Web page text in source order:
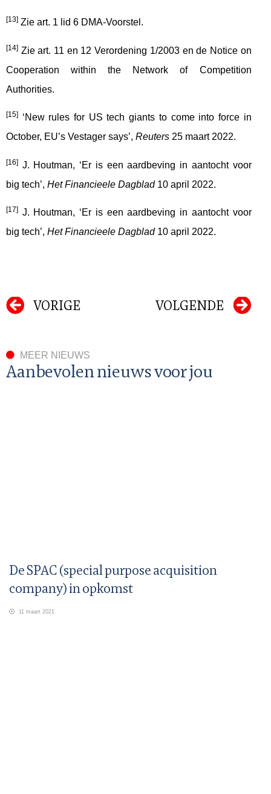
[13] Zie art. 1 lid 6 DMA-Voorstel.
[14] Zie art. 11 en 12 Verordening 1/2003 en de Notice on
Cooperation within the Network of Competition
Authorities.
[15]
‘New rules for US tech giants to come into force in
October, EU’s Vestager says’, Reuters 25 maart 2022.
[16] J. Houtman, ‘Er is een aardbeving in aantocht voor
big tech’, Het Financieele Dagblad10 april 2022.
[17] J. Houtman, ‘Er is een aardbeving in aantocht voor
big tech’, Het Financieele Dagblad10 april 2022.
VORIGE VOLGENDE
MEER NIEUWS
Aanbevolen nieuws voor jou
De SPAC (special purpose acquisition
company) in opkomst
11 maart 2021